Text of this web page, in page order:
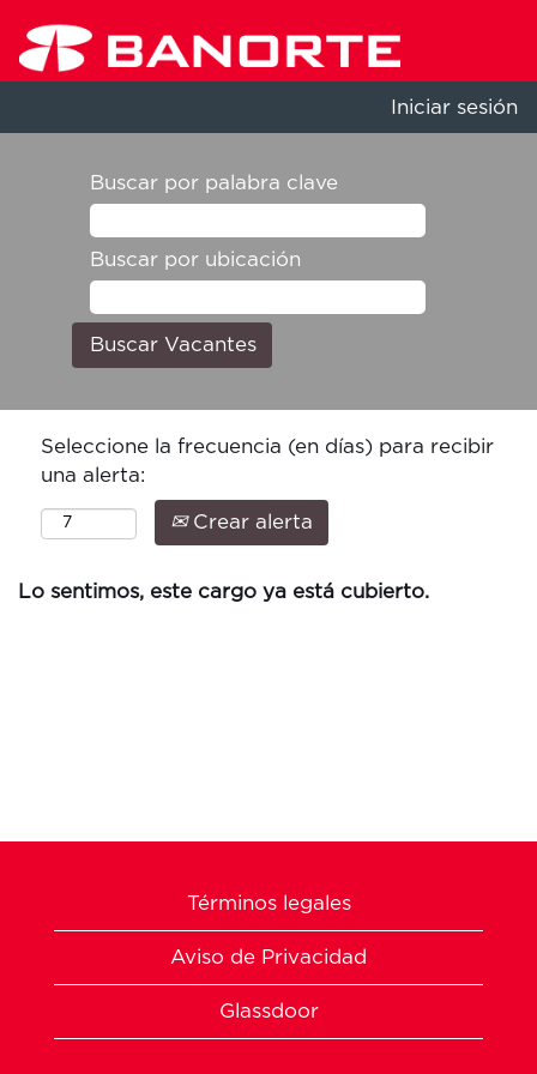
Iniciar sesión
Buscar por palabra clave
Buscar por ubicación
Seleccione la frecuencia (en días) para recibir
una alerta:
Crear alerta
Lo sentimos, este cargo ya está cubierto.
Términos legales
Aviso de Privacidad
Glassdoor